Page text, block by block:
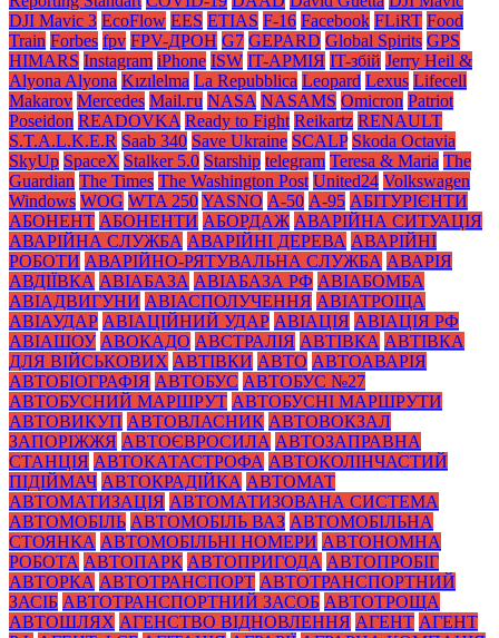
DJI Mavic 3 EcoFlow EES ETIAS F-16 Facebook FLiRT Food
Train Forbes fpv FPV-ДРОН G7 GEPARD Global Spirits GPS
HIMARS Instagram iPhone ISW IT-АРМІЯ IT-збій Jerry Heil &
Alyona Alyona Kızılelma La Repubblica Leopard Lexus Lifecell
Makarov Mercedes Mаil.гu NASA NASAMS Omicron Patriot
Poseidon READOVKA Ready to Fight Reikartz RENAULT
S.T.A.L.K.E.R Saab 340 Save Ukraine SCALP Skoda Octavia
SkyUp SpaceX Stalker 5.0 Starship telegram Teresa & Maria The
Guardian The Times The Washington Post United24 Volkswagen
Windows WOG WTA 250YASNO А-50 А-95 АБІТУРІЄНТИ
АБОНЕНТ АБОНЕНТИ АБОРДАЖ АВАРІЙНА СИТУАЦІЯ
АВАРІЙНА СЛУЖБА АВАРІЙНІ ДЕРЕВА АВАРІЙНІ
РОБОТИ АВАРІЙНО-РЯТУВАЛЬНА СЛУЖБА АВАРІЯ
АВДІЇВКА АВІАБАЗА АВІАБАЗА РФ АВІАБОМБА
АВІАДВИГУНИ АВІАСПОЛУЧЕННЯ АВІАТРОЩА
АВІАУДАР АВІАЦІЙНИЙ УДАР АВІАЦІЯ АВІАЦІЯ РФ
АВІАШОУ АВОКАДО АВСТРАЛІЯ АВТІВКА АВТІВКА
ДЛЯ ВІЙСЬКОВИХ АВТІВКИ АВТО АВТОАВАРІЯ
АВТОБІОГРАФІЯ АВТОБУС АВТОБУС №27
АВТОБУСНИЙ МАРШРУТ АВТОБУСНІ МАРШРУТИ
АВТОВИКУП АВТОВЛАСНИК АВТОВОКЗАЛ
ЗАПОРІЖЖЯ АВТОЄВРОСИЛА АВТОЗАПРАВНА
СТАНЦІЯ АВТОКАТАСТРОФА АВТОКОЛІНЧАСТИЙ
ПІДІЙМАЧ АВТОКРАДІЙКА АВТОМАТ
АВТОМАТИЗАЦІЯ АВТОМАТИЗОВАНА СИСТЕМА
АВТОМОБІЛЬ АВТОМОБІЛЬ ВАЗ АВТОМОБІЛЬНА
СТОЯНКА АВТОМОБІЛЬНІ НОМЕРИ АВТОНОМНА
РОБОТА АВТОПАРК АВТОПРИГОДА АВТОПРОБІГ
АВТОРКА АВТОТРАНСПОРТ АВТОТРАНСПОРТНИЙ
ЗАСІБ АВТОТРАНСПОРТНИЙ ЗАСОБ АВТОТРОЩА
АВТОШЛЯХ АГЕНСТВО ВІДНОВЛЕННЯ АГЕНТ АГЕНТ